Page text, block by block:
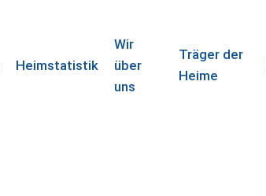
Heimstatistik
Wir
über
uns
Träger der
Heime